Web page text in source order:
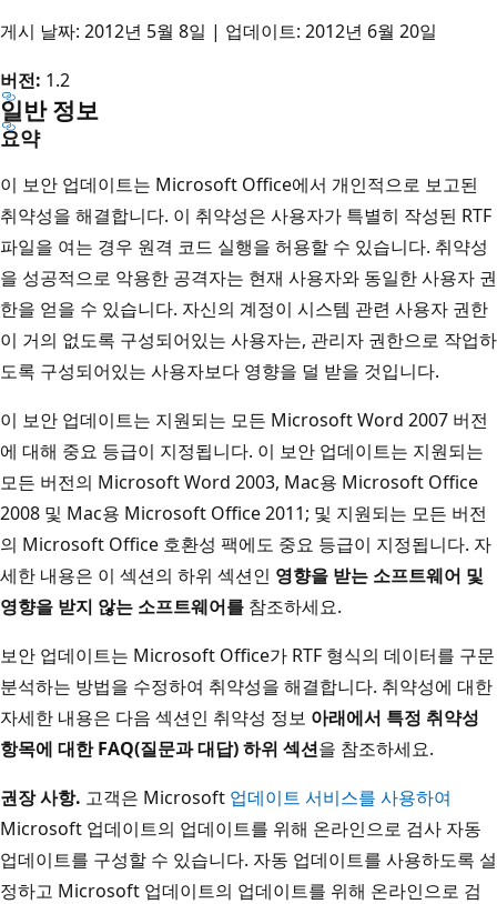
게시 날짜: 2012년 5월 8일 | 업데이트: 2012년 6월 20일
버전: 1.2
일반 정보
요약
이 보안 업데이트는 Microsoft Office에서 개인적으로 보고된
취약성을 해결합니다. 이 취약성은 사용자가 특별히 작성된 RTF
파일을 여는 경우 원격 코드 실행을 허용할 수 있습니다. 취약성
을 성공적으로 악용한 공격자는 현재 사용자와 동일한 사용자 권
한을 얻을 수 있습니다. 자신의 계정이 시스템 관련 사용자 권한
이 거의 없도록 구성되어있는 사용자는, 관리자 권한으로 작업하
도록 구성되어있는 사용자보다 영향을 덜 받을 것입니다.
이 보안 업데이트는 지원되는 모든 Microsoft Word 2007 버전
에 대해 중요 등급이 지정됩니다. 이 보안 업데이트는 지원되는
모든 버전의 Microsoft Word 2003, Mac용 Microsoft Office
2008 및 Mac용 Microsoft Office 2011; 및 지원되는 모든 버전
의 Microsoft Office 호환성 팩에도 중요 등급이 지정됩니다. 자
세한 내용은 이 섹션의 하위 섹션인 영향을 받는 소프트웨어 및
영향을 받지 않는 소프트웨어를 참조하세요.
보안 업데이트는 Microsoft Office가 RTF 형식의 데이터를 구문
분석하는 방법을 수정하여 취약성을 해결합니다. 취약성에 대한
자세한 내용은 다음 섹션인 취약성 정보 아래에서 특정 취약성
항목에 대한 FAQ(질문과 대답) 하위 섹션을 참조하세요.
권장 사항. 고객은 Microsoft 업데이트 서비스를 사용하여
Microsoft 업데이트의 업데이트를 위해 온라인으로 검사 자동
업데이트를 구성할 수 있습니다. 자동 업데이트를 사용하도록 설
정하고 Microsoft 업데이트의 업데이트를 위해 온라인으로 검